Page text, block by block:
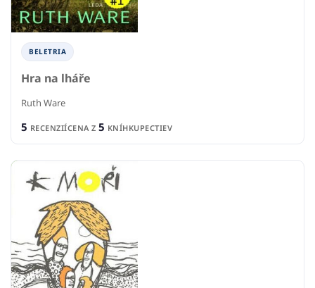
BELETRIA
Hra na lháře
Ruth Ware
5 RECENZIÍCENA Z 5 KNÍHKUPECTIEV